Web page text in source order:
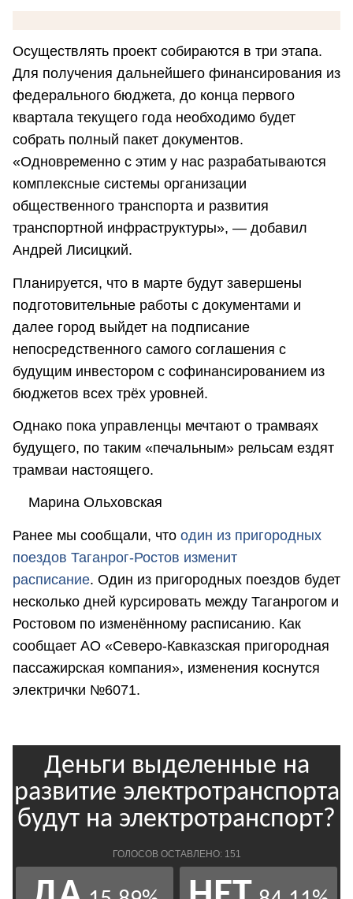
Осуществлять проект собираются в три этапа.
Для получения дальнейшего финансирования из
федерального бюджета, до конца первого
квартала текущего года необходимо будет
собрать полный пакет документов.
«Одновременно с этим у нас разрабатываются
комплексные системы организации
общественного транспорта и развития
транспортной инфраструктуры», — добавил
Андрей Лисицкий.
Планируется, что в марте будут завершены
подготовительные работы с документами и
далее город выйдет на подписание
непосредственного самого соглашения с
будущим инвестором с софинансированием из
бюджетов всех трёх уровней.
Однако пока управленцы мечтают о трамваях
будущего, по таким «печальным» рельсам ездят
трамваи настоящего.
Марина Ольховская
Ранее мы сообщали, что один из пригородных
поездов Таганрог-Ростов изменит
расписание. Один из пригородных поездов будет
несколько дней курсировать между Таганрогом и
Ростовом по изменённому расписанию. Как
сообщает АО «Северо-Кавказская пригородная
пассажирская компания», изменения коснутся
электрички №6071.